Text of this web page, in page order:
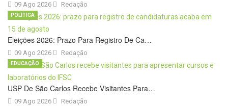
09 Ago 2026 Redação
Eleições 2026: Prazo Para Registro De Ca…
09 Ago 2026
POLÍTICA
Redação
USP De São Carlos Recebe Visitantes Para…
09 Ago 2026
EDUCAÇÃO
Redação